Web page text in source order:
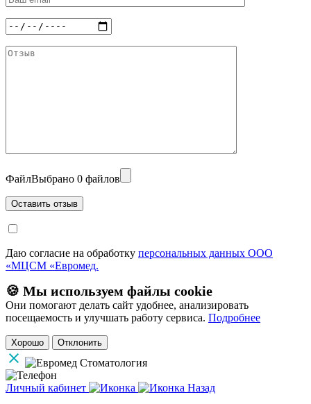
ФайлВыбрано 0 файлов
Даю согласие на обработку персональных данных ООО
«МЦСМ «Евромед.
🍪 Мы используем файлы cookie
Они помогают делать сайт удобнее, анализировать
посещаемость и улучшать работу сервиса. Подробнее
Хорошо Отклонить
Личный кабинет
Назад